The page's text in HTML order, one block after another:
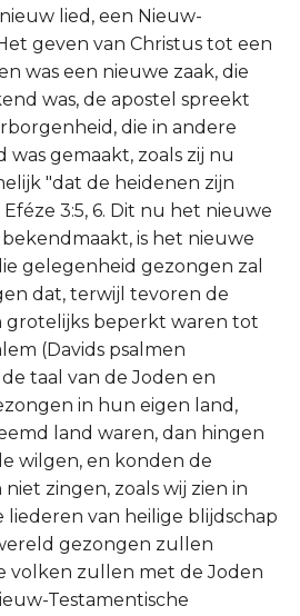
lied, een Nieuw-
geven van Christus tot een
was een nieuwe zaak, die
was, de apostel spreekt
die in andere
gemaakt, zoals zij nu
"dat de heidenen zijn
3:5, 6. Dit nu het nieuwe
is het nieuwe
gelegenheid gezongen zal
dat, terwijl tevoren de
grotelijks beperkt waren tot
(Davids psalmen
taal van de Joden en
in hun eigen land,
land waren, dan hingen
wilgen, en konden de
zingen, zoals wij zien in
liederen van heilige blijdschap
gezongen zullen
volken zullen met de Joden
Testamentische